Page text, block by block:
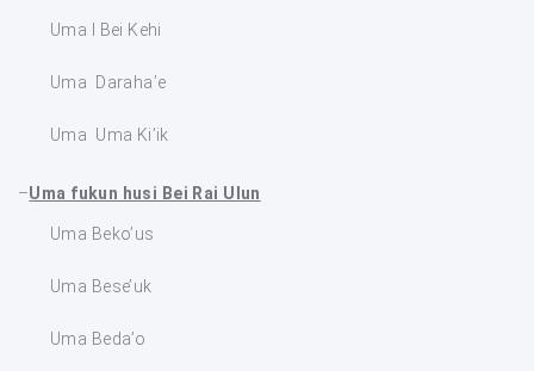
Uma l Bei Kehi
Uma Daraha’e
Uma Uma Ki’ik
–Uma fukun husi Bei Rai Ulun
Uma Beko’us
Uma Bese’uk
Uma Beda’o